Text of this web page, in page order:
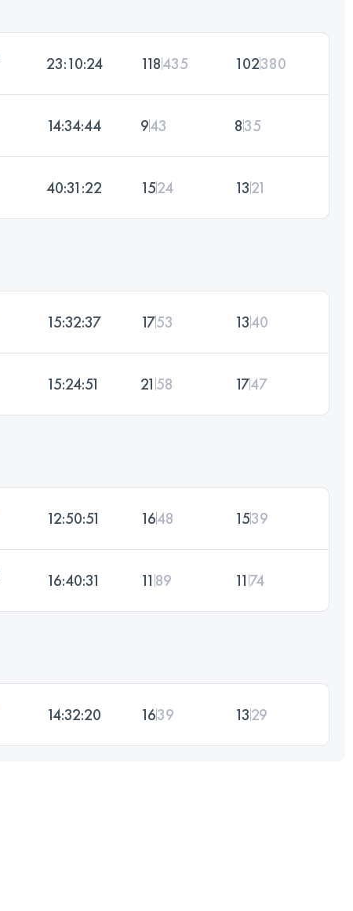
23:10:24 118435 102380
14:34:44 943 835
40:31:22 1524 1321
15:32:37 1753 1340
15:24:51 21 58 1747
12:50:51 1648 1539
16:40:31 11 89 11 74
14:32:20 1639 1329